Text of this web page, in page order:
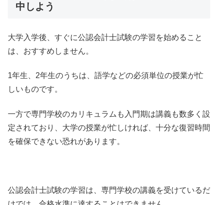
中しよう
大学入学後、すぐに公認会計士試験の学習を始めること
は、おすすめしません。
1年生、2年生のうちは、語学などの必須単位の授業が忙
しいものです。
一方で専門学校のカリキュラムも入門期は講義も数多く設
定されており、大学の授業が忙しければ、十分な復習時間
を確保できない恐れがあります。
公認会計士試験の学習は、専門学校の講義を受けているだ